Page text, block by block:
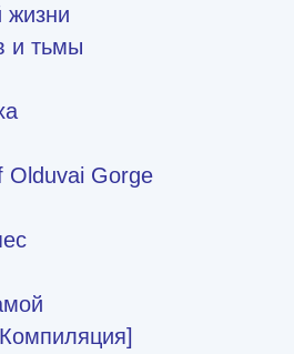
жизни
и тьмы
Olduvai Gorge